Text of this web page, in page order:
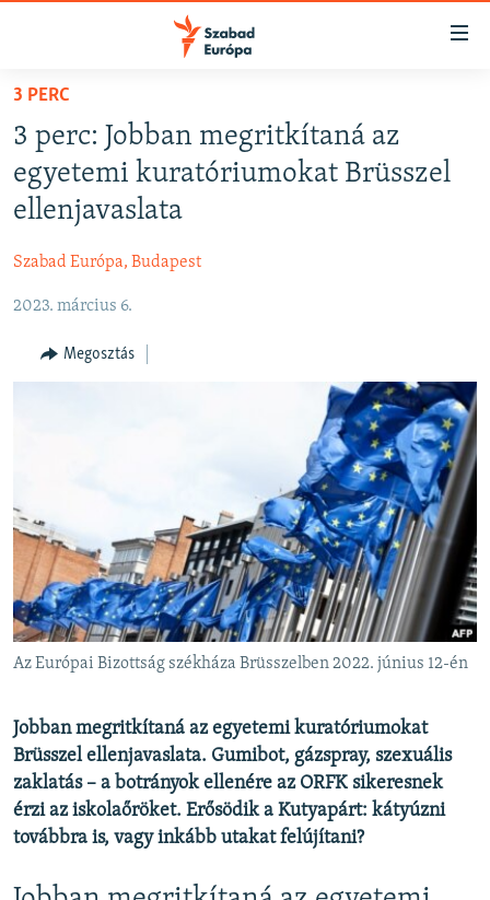
Akadálymentes
Ugrás
fő
oldalra
Ugrás
tartalomjegyzékre
NAPIRENDEN
AKTUÁLIS
PODCASTOK
ELEMZŐ
NER15
SZABADON
EURÓPAI UNIÓ
VILÁG
KLÍMAVÁLTOZÁS
A MÚLT TANULSÁGAI
Valamennyi RFE/RL weboldal
3 PERC
3 perc: Jobban megritkítaná az
egyetemi kuratóriumokat Brüsszel
ellenjavaslata
Szabad Európa, Budapest
2023. március 6.
Megosztás
Az Európai Bizottság székháza Brüsszelben 2022. június 12-én
Jobban megritkítaná az egyetemi kuratóriumokat
Brüsszel ellenjavaslata. Gumibot, gázspray, szexuális
zaklatás – a botrányok ellenére az ORFK sikeresnek
érzi az iskolaőröket. Erősödik a Kutyapárt: kátyúzni
továbbra is, vagy inkább utakat felújítani?